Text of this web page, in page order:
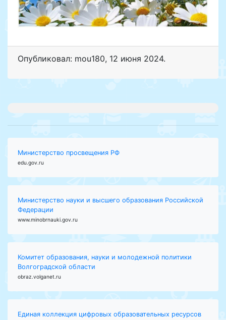
Опубликовал: mou180, 12 июня 2024.
Министерство просвещения РФ
edu.gov.ru
Министерство науки и высшего образования Российской
Федерации
www.minobrnauki.gov.ru
Комитет образования, науки и молодежной политики
Волгоградской области
obraz.volganet.ru
Единая коллекция цифровых образовательных ресурсов